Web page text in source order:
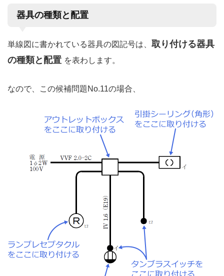
器具の種類と配置
単線図に書かれている器具の図記号は、 取り付ける器具
の種類と配置 を表わします。
なので、この候補問題No.11の場合、